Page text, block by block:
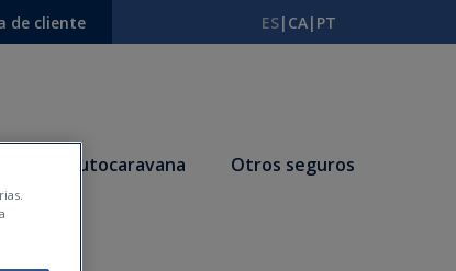
de cliente ES| CA| PT
Autocaravana Otros seguros